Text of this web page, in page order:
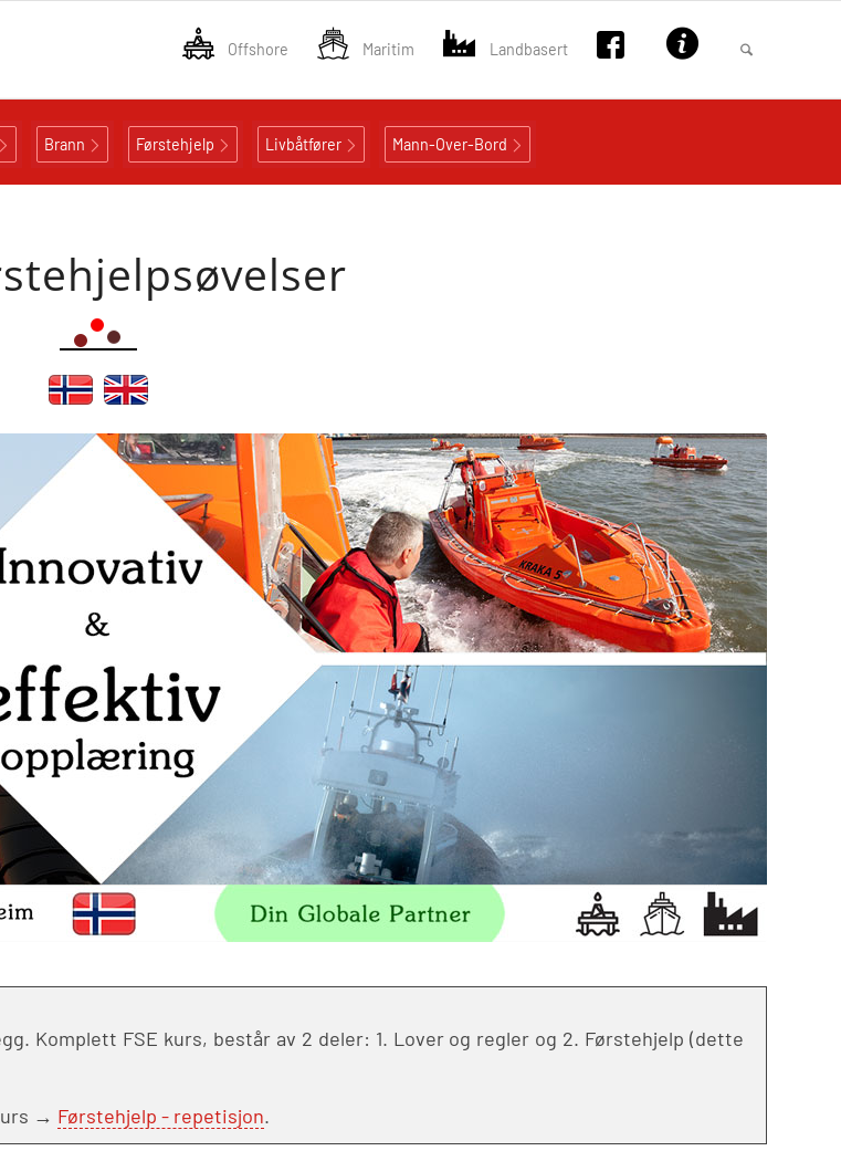
Offshore Maritim Landbasert
Brann Førstehjelp Livbåtfører Mann-Over-Bord
Komplett FSE kurs, består av 2 deler: 1. Lover og regler og 2. Førstehjelp (dette
→ Førstehjelp - repetisjon.